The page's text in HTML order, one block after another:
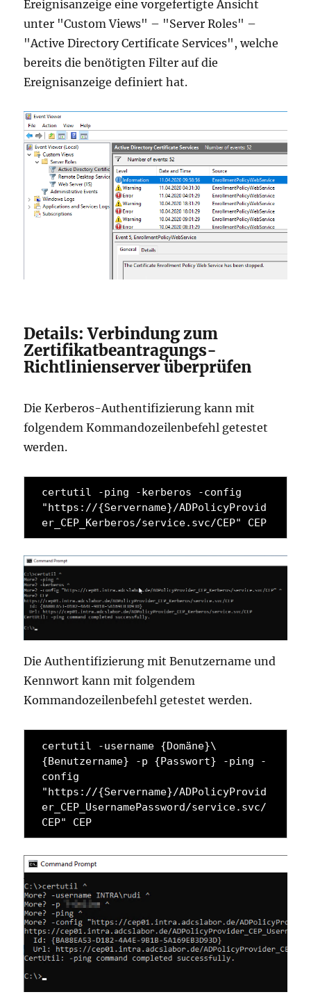
Ereignisanzeige eine vorgefertigte Ansicht
unter "Custom Views" – "Server Roles" –
"Active Directory Certificate Services", welche
bereits die benötigten Filter auf die
Ereignisanzeige definiert hat.
Details: Verbindung zum
Zertifikatbeantragungs-
Richtlinienserver überprüfen
Die Kerberos-Authentifizierung kann mit
folgendem Kommandozeilenbefehl getestet
werden.
certutil -ping -kerberos -config
"https://{Servername}/ADPolicyProvid
er_CEP_Kerberos/service.svc/CEP" CEP
Die Authentifizierung mit Benutzername und
Kennwort kann mit folgendem
Kommandozeilenbefehl getestet werden.
certutil -username {Domäne}\
{Benutzername} -p {Passwort} -ping -
config
"https://{Servername}/ADPolicyProvid
er_CEP_UsernamePassword/service.svc/
CEP" CEP